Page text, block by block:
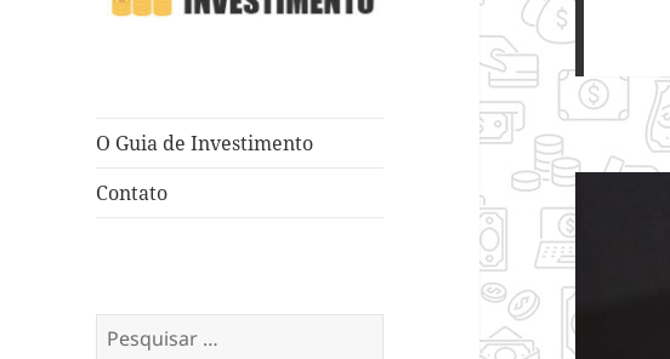
O Guia de Investimento
Contato
Pesquisar